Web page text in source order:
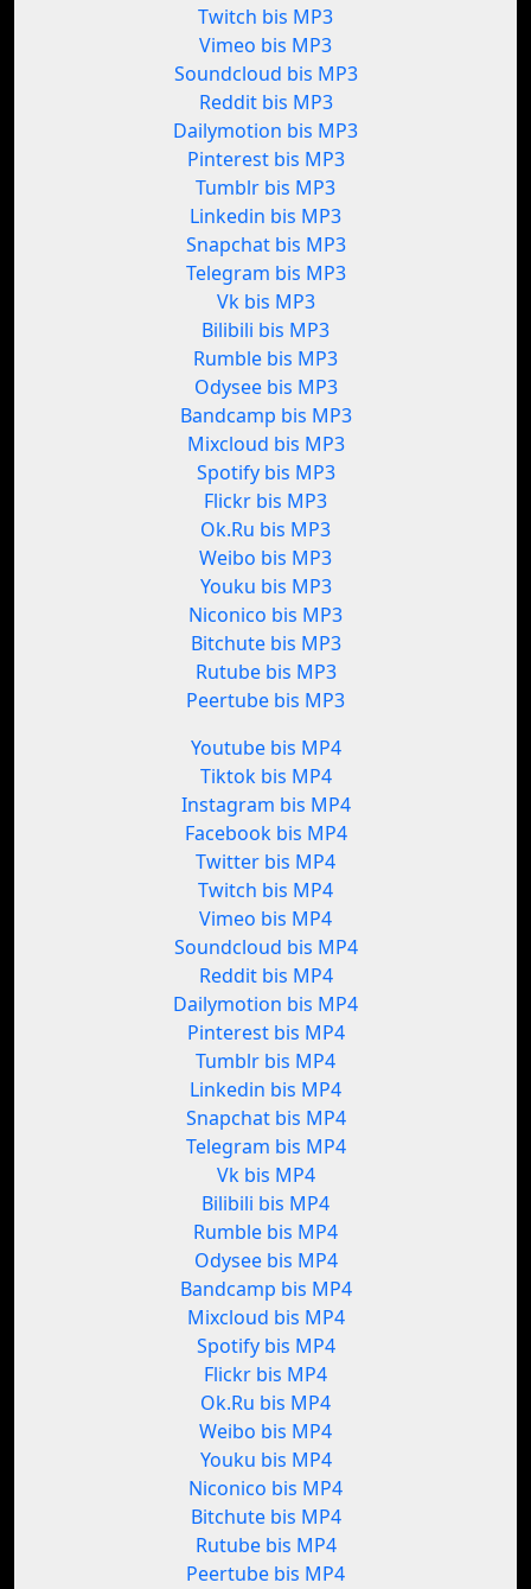
Twitch bis MP3
Vimeo bis MP3
Soundcloud bis MP3
Reddit bis MP3
Dailymotion bis MP3
Pinterest bis MP3
Tumblr bis MP3
Linkedin bis MP3
Snapchat bis MP3
Telegram bis MP3
Vk bis MP3
Bilibili bis MP3
Rumble bis MP3
Odysee bis MP3
Bandcamp bis MP3
Mixcloud bis MP3
Spotify bis MP3
Flickr bis MP3
Ok.Ru bis MP3
Weibo bis MP3
Youku bis MP3
Niconico bis MP3
Bitchute bis MP3
Rutube bis MP3
Peertube bis MP3
Youtube bis MP4
Tiktok bis MP4
Instagram bis MP4
Facebook bis MP4
Twitter bis MP4
Twitch bis MP4
Vimeo bis MP4
Soundcloud bis MP4
Reddit bis MP4
Dailymotion bis MP4
Pinterest bis MP4
Tumblr bis MP4
Linkedin bis MP4
Snapchat bis MP4
Telegram bis MP4
Vk bis MP4
Bilibili bis MP4
Rumble bis MP4
Odysee bis MP4
Bandcamp bis MP4
Mixcloud bis MP4
Spotify bis MP4
Flickr bis MP4
Ok.Ru bis MP4
Weibo bis MP4
Youku bis MP4
Niconico bis MP4
Bitchute bis MP4
Rutube bis MP4
Peertube bis MP4